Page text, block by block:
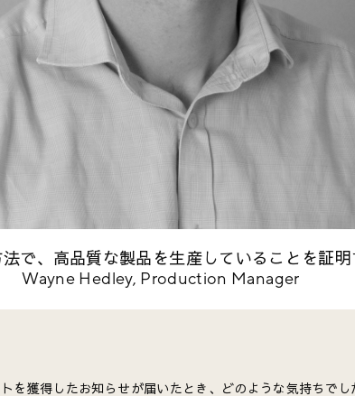
法で、高品質な製品を生産していることを証明
Wayne Hedley, Production Manager
を獲得したお知らせが届いたとき、どのような気持ちでし